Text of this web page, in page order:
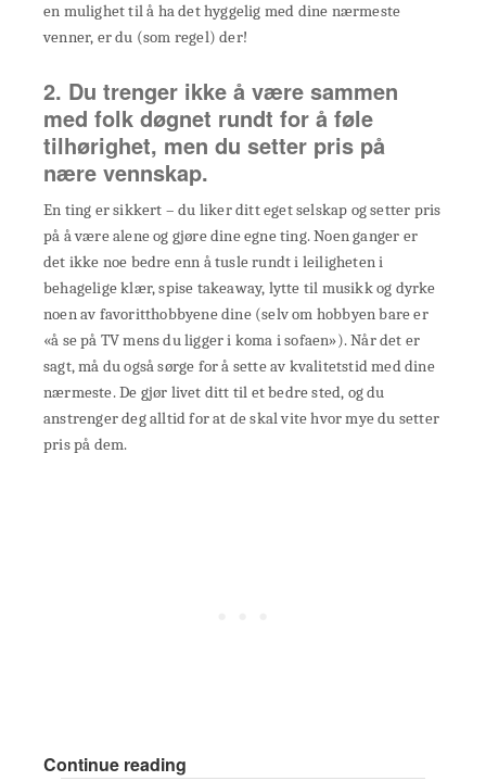
en mulighet til å ha det hyggelig med dine nærmeste
venner, er du (som regel) der!
2. Du trenger ikke å være sammen
med folk døgnet rundt for å føle
tilhørighet, men du setter pris på
nære vennskap.
En ting er sikkert – du liker ditt eget selskap og setter pris
på å være alene og gjøre dine egne ting. Noen ganger er
det ikke noe bedre enn å tusle rundt i leiligheten i
behagelige klær, spise takeaway, lytte til musikk og dyrke
noen av favoritthobbyene dine (selv om hobbyen bare er
«å se på TV mens du ligger i koma i sofaen»). Når det er
sagt, må du også sørge for å sette av kvalitetstid med dine
nærmeste. De gjør livet ditt til et bedre sted, og du
anstrenger deg alltid for at de skal vite hvor mye du setter
pris på dem.
Continue reading